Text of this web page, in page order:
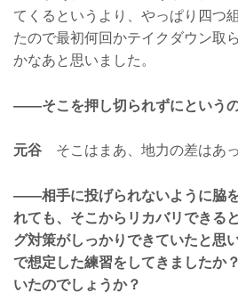
てくるというより、やっぱり四つ
たので最初何回かテイクダウン取
かなあと思いました。
——そこを押し切られずにという
元谷 そこはまあ、地力の差はあ
——相手に投げられないように脇
れても、そこからリカバリできる
グ対策がしっかりできていたと思
で想定した練習をしてきましたか
いたのでしょうか？